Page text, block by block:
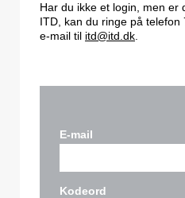
Har du ikke et login, men er
ITD, kan du ringe på
e-mail til itd@itd.dk
E-mail
Kodeord